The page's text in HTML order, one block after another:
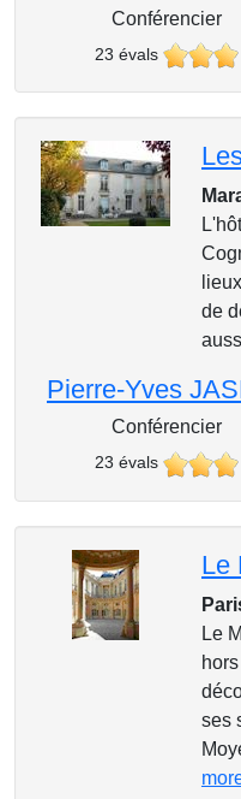
Conférencier
23 évals
de
Pierre-Yves
Conférencier
23 évals
Le
Le
ses